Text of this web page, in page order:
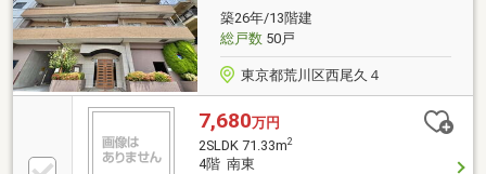
座）■給湯器■フローリング■壁、天井クロス■給水・給
湯管（一部）、他
築26年/13階建
総戸数50戸
東京都荒川区西尾久４
7,680万円
2SLDK 71.33m2
4階 南東